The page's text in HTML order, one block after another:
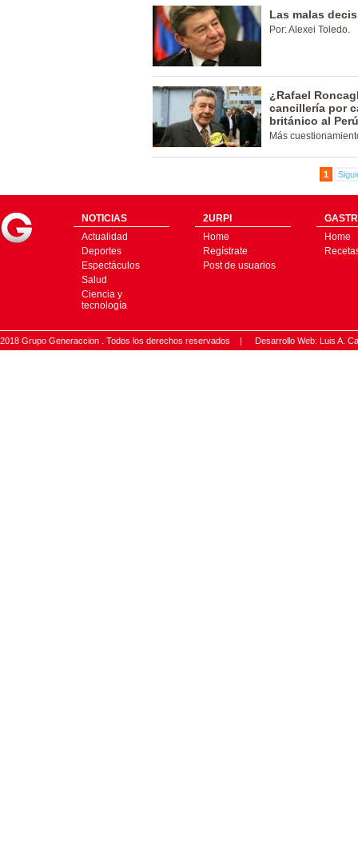
Las malas
Por: Alexei Toledo.
¿Rafael
cancillería por
británico al
Más
1
NOTICIAS
Actualidad
Deportes
Espectáculos
Salud
Ciencia y
tecnología
2URPI
Home
Regístrate
Post de usuarios
Home
2018 Grupo Generaccion . Todos los derechos reservados | Desarrollo Web: Luis